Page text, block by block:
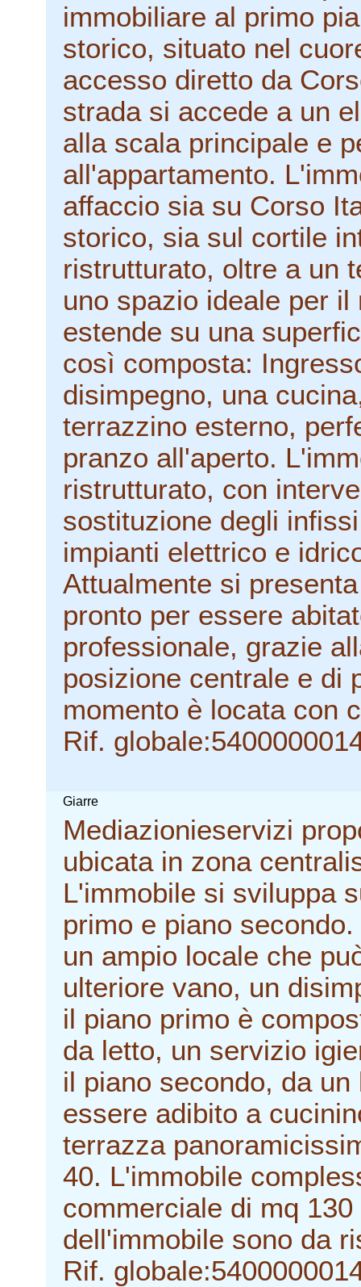
immobiliare al primo
storico, situato nel
accesso diretto da
strada si accede a un
alla scala principale e
all'appartamento.
affaccio sia su Corso
storico, sia sul cortile
ristrutturato, oltre a un
uno spazio ideale per
estende su una
così composta:
disimpegno, una
terrazzino esterno,
pranzo all'aperto.
ristrutturato, con
sostituzione degli
impianti elettrico e
Attualmente si
pronto per essere
professionale, grazie
posizione centrale e di
momento è locata con
Rif.
Giarre
Mediazionieservizi
ubicata in zona
L'immobile si sviluppa
primo e piano
un ampio locale che
ulteriore vano, un
il piano primo è
da letto, un servizio
il piano secondo, da
essere adibito a
terrazza
40. L'immobile
commerciale di mq
dell'immobile sono da
Rif.